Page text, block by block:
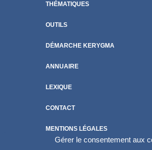
Gérer le consentement aux
THÉMATIQUES
OUTILS
DÉMARCHE KERYGMA
ANNUAIRE
LEXIQUE
CONTACT
MENTIONS LÉGALES